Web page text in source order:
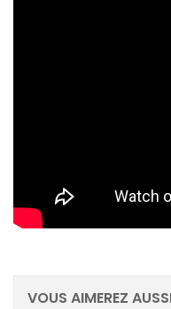
VOUS AIMEREZ